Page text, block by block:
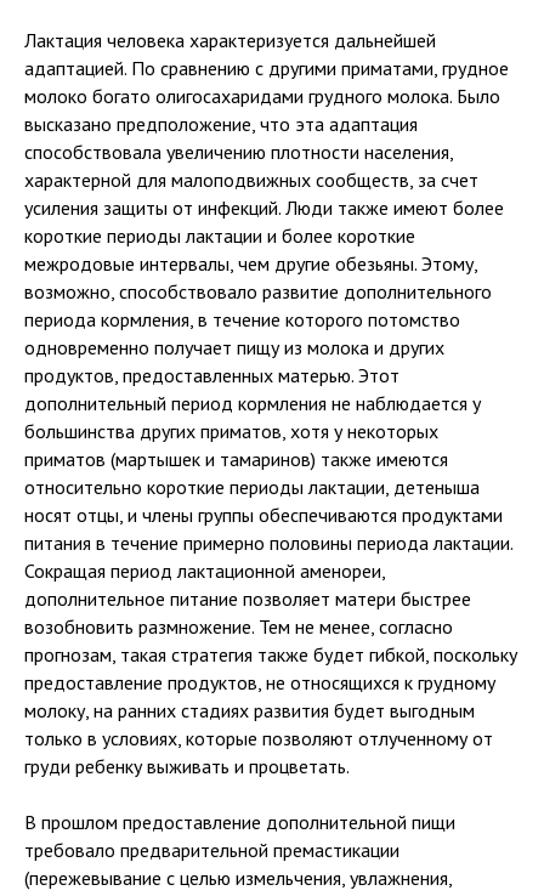
Лактация человека характеризуется дальнейшей
адаптацией. По сравнению с другими приматами, грудное
молоко богато олигосахаридами грудного молока. Было
высказано предположение, что эта адаптация
способствовала увеличению плотности населения,
характерной для малоподвижных сообществ, за счет
усиления защиты от инфекций. Люди также имеют более
короткие периоды лактации и более короткие
межродовые интервалы, чем другие обезьяны. Этому,
возможно, способствовало развитие дополнительного
периода кормления, в течение которого потомство
одновременно получает пищу из молока и других
продуктов, предоставленных матерью. Этот
дополнительный период кормления не наблюдается у
большинства других приматов, хотя у некоторых
приматов (мартышек и тамаринов) также имеются
относительно короткие периоды лактации, детеныша
носят отцы, и члены группы обеспечиваются продуктами
питания в течение примерно половины периода лактации.
Сокращая период лактационной аменореи,
дополнительное питание позволяет матери быстрее
возобновить размножение. Тем не менее, согласно
прогнозам, такая стратегия также будет гибкой, поскольку
предоставление продуктов, не относящихся к грудному
молоку, на ранних стадиях развития будет выгодным
только в условиях, которые позволяют отлученному от
груди ребенку выживать и процветать.
В прошлом предоставление дополнительной пищи
требовало предварительной премастикации
(пережевывание с целью измельчения, увлажнения,